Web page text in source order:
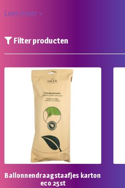
Lees meer >
Filter producten
Ballonnendraagstaafjes karton
eco 25st